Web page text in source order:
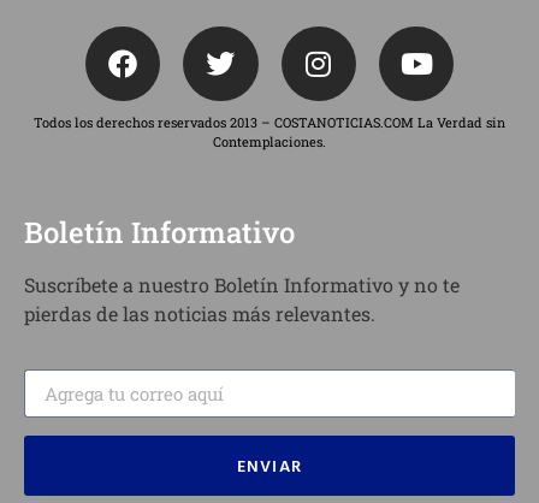
Todos los derechos reservados 2013 – COSTANOTICIAS.COM La Verdad sin
Contemplaciones.
Boletín Informativo
Suscríbete a nuestro Boletín Informativo y no te
pierdas de las noticias más relevantes.
ENVIAR